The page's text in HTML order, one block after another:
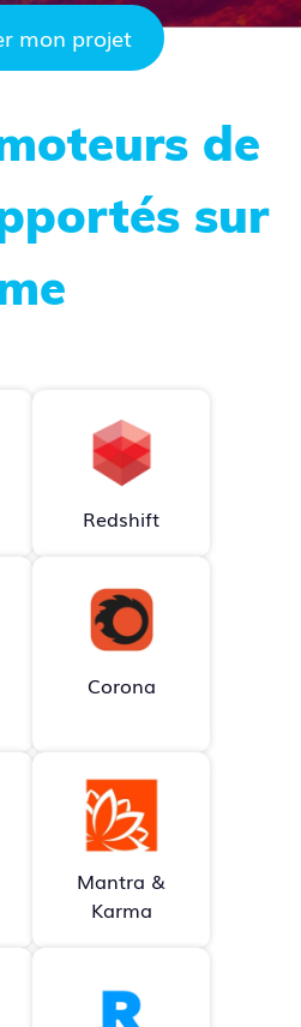
mon projet
de
sur
Redshift
Corona
Mantra &
Karma